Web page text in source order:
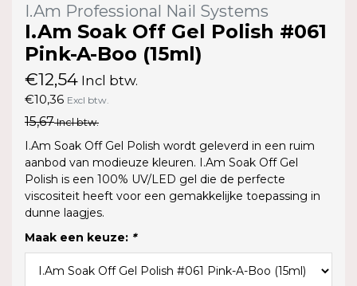
I.Am Professional Nail Systems
I.Am Soak Off Gel Polish #061
Pink-A-Boo (15ml)
€12,54 Incl btw.
€10,36 Excl btw.
15,67Incl btw.
I.Am Soak Off Gel Polish wordt geleverd in een ruim
aanbod van modieuze kleuren. I.Am Soak Off Gel
Polish is een 100% UV/LED gel die de perfecte
viscositeit heeft voor een gemakkelijke toepassing in
dunne laagjes.
Maak een keuze: *